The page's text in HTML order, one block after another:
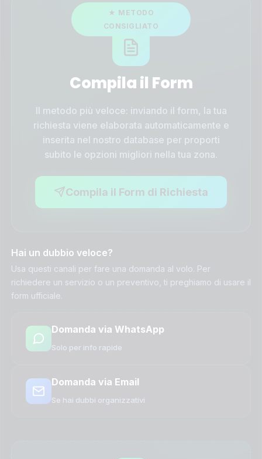
Compila il Form
Il metodo più veloce: inviando il form, la tua
richiesta viene elaborata automaticamente e
inserita nel nostro database per proporti
subito le opzioni migliori nella tua zona.
Compila il Form di Richiesta
Hai un dubbio veloce?
Usa questi canali per fare una domanda al volo. Per
richiedere un servizio o un preventivo, ti preghiamo di usare il
form ufficiale.
Domanda via WhatsApp
Solo per info rapide
Domanda via Email
Se hai dubbi organizzativi